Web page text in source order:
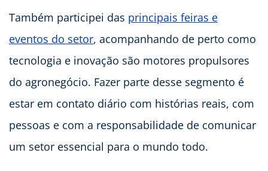
Também participei das principais feiras e
eventos do setor, acompanhando de perto como
tecnologia e inovação são motores propulsores
do agronegócio. Fazer parte desse segmento é
estar em contato diário com histórias reais, com
pessoas e com a responsabilidade de comunicar
um setor essencial para o mundo todo.